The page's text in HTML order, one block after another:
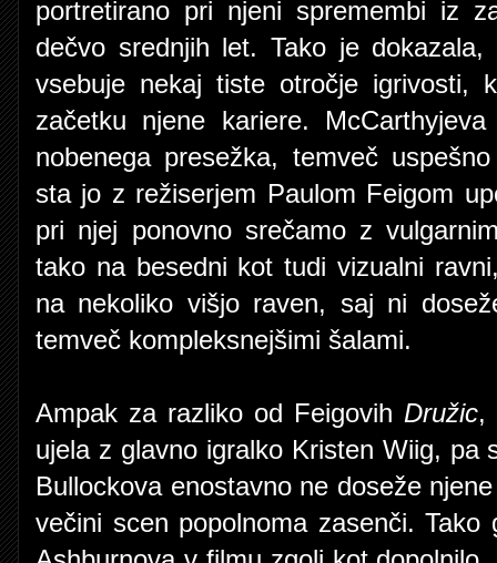
portretirano pri njeni spremembi iz
dečvo srednjih let. Tako je
vsebuje nekaj tiste otročje igrivosti,
začetku njene kariere.
nobenega presežka, temveč
sta jo z režiserjem Paulom Feigom
pri njej ponovno srečamo z
tako na besedni kot tudi vizualni
na nekoliko višjo raven, saj ni
temveč kompleksnejšimi šalami.
Ampak za razliko od Feigovih Družic,
ujela z glavno igralko Kristen Wiig, pa
Bullockova enostavno ne doseže
večini scen popolnoma zasenči.